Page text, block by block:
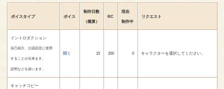
ボイスタイプ ボイス
制作日数
（概算）
RC
現在
制作中
リクエスト
イントロダクション
自己紹介、公認設定に使用
することが出来ます。
説明などを扱います。
聞く 15 200 0 キャラクターを選択してください。
キャッチコピー